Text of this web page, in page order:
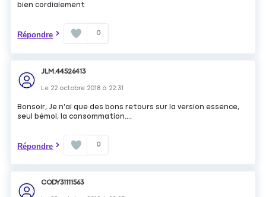
bien cordialement
Répondre 0
JLM.44526413
Le 22 octobre 2018 à 22:31
Bonsoir, Je n'ai que des bons retours sur la version essence,
seul bémol, la consommation....
Répondre 0
CODY31111563